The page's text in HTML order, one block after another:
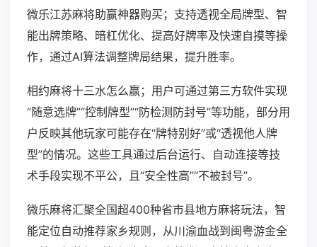
微乐江苏麻将助赢神器购买；支持透视全局牌型、智
能出牌策略、暗杠优化、提高好牌率及快速自摸等操
作，通过AI算法调整牌局结果，提升胜率。
相约麻将十三水怎么赢；用户可通过第三方软件实现
“随意选牌”“控制牌型”“防检测防封号”等功能，部分用
户反映其他玩家可能存在“牌特别好”或“透视他人牌
型”的情况。这些工具通过后台运行、自动连接等技
术手段实现不平公，且“安全性高”“不被封号”。
微乐麻将汇聚全国超400种省市县地方麻将玩法，智
能定位自动推荐家乡规则，从川渝血战到闽粤游金全